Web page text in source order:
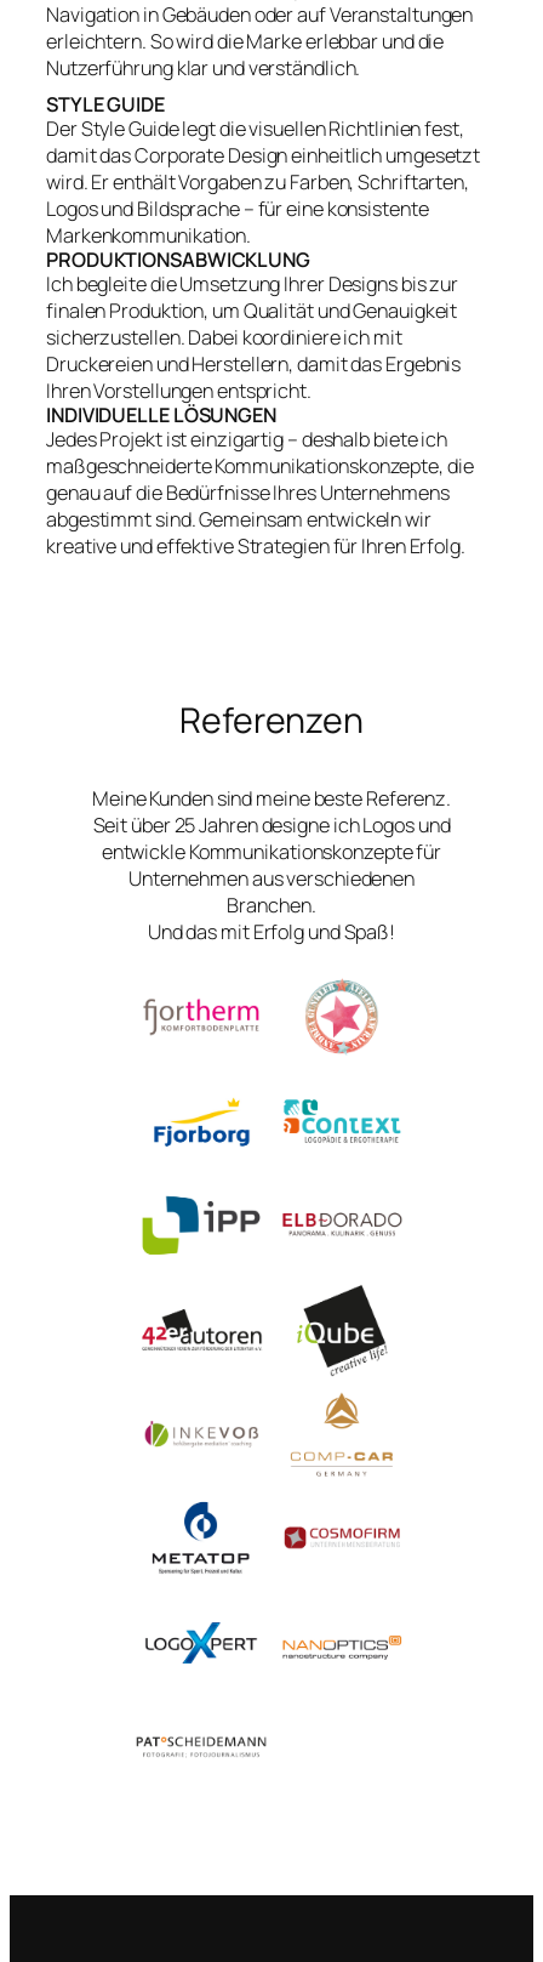
Navigation in Gebäuden oder auf Veranstaltungen
erleichtern. So wird die Marke erlebbar und die
Nutzerführung klar und verständlich.
STYLE GUIDE
Der Style Guide legt die visuellen Richtlinien fest,
damit das Corporate Design einheitlich umgesetzt
wird. Er enthält Vorgaben zu Farben, Schriftarten,
Logos und Bildsprache – für eine konsistente
Markenkommunikation.
PRODUKTIONSABWICKLUNG
Ich begleite die Umsetzung Ihrer Designs bis zur
finalen Produktion, um Qualität und Genauigkeit
sicherzustellen. Dabei koordiniere ich mit
Druckereien und Herstellern, damit das Ergebnis
Ihren Vorstellungen entspricht.
INDIVIDUELLE LÖSUNGEN
Jedes Projekt ist einzigartig – deshalb biete ich
maßgeschneiderte Kommunikationskonzepte, die
genau auf die Bedürfnisse Ihres Unternehmens
abgestimmt sind. Gemeinsam entwickeln wir
kreative und effektive Strategien für Ihren Erfolg.
Referenzen
Meine Kunden sind meine beste Referenz.
Seit über 25 Jahren designe ich Logos und
entwickle Kommunikationskonzepte für
Unternehmen aus verschiedenen
Branchen.
Und das mit Erfolg und Spaß!